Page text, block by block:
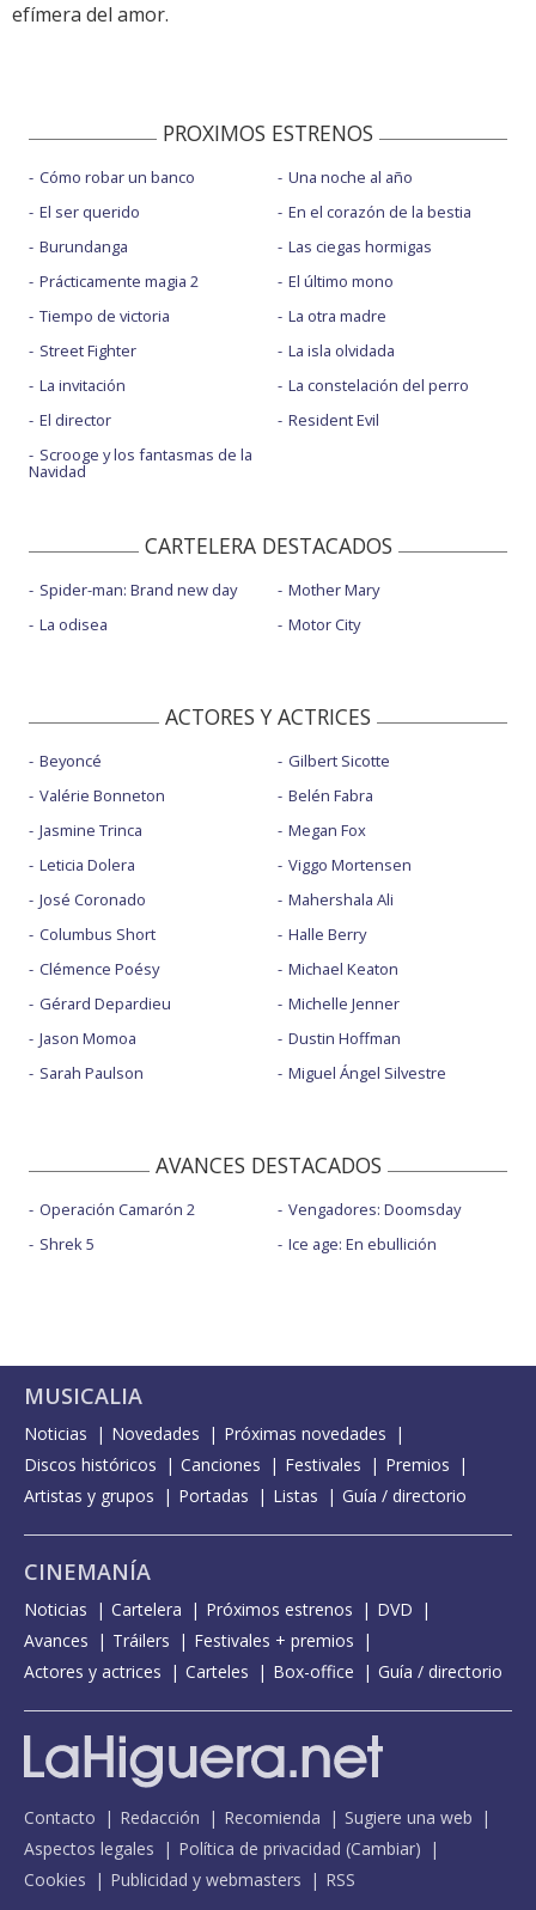
efímera del amor.
PROXIMOS ESTRENOS
Cómo robar un banco
El ser querido
Burundanga
Prácticamente magia 2
Tiempo de victoria
Street Fighter
La invitación
El director
Scrooge y los fantasmas de la
Navidad
Una noche al año
En el corazón de la bestia
Las ciegas hormigas
El último mono
La otra madre
La isla olvidada
La constelación del perro
Resident Evil
CARTELERA DESTACADOS
Spider-man: Brand new day
La odisea
Mother Mary
Motor City
ACTORES Y ACTRICES
Beyoncé
Valérie Bonneton
Jasmine Trinca
Leticia Dolera
José Coronado
Columbus Short
Clémence Poésy
Gérard Depardieu
Jason Momoa
Sarah Paulson
Gilbert Sicotte
Belén Fabra
Megan Fox
Viggo Mortensen
Mahershala Ali
Halle Berry
Michael Keaton
Michelle Jenner
Dustin Hoffman
Miguel Ángel Silvestre
AVANCES DESTACADOS
Operación Camarón 2
Shrek 5
Vengadores: Doomsday
Ice age: En ebullición
MUSICALIA
Noticias Novedades
Próximas novedades
Discos históricos
Canciones Festivales
Premios
Artistas y grupos
Portadas Listas Guía / directorio
CINEMANÍA
Noticias Cartelera Próximos estrenos
DVD
Avances
Tráilers
Festivales + premios
Actores y actrices
Carteles Box-office Guía / directorio
Contacto Redacción Recomienda
Sugiere una web
Aspectos legales
Política de privacidad (Cambiar)
Cookies
Publicidad y webmasters RSS